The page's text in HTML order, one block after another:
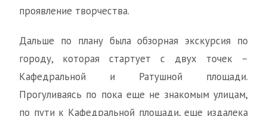
проявление творчества.
Дальше по плану была обзорная экскурсия по
городу, которая стартует с двух точек –
Кафедральной и Ратушной площади.
Прогуливаясь по пока еще не знакомым улицам,
по пути к Кафедральной площади, еще издалека